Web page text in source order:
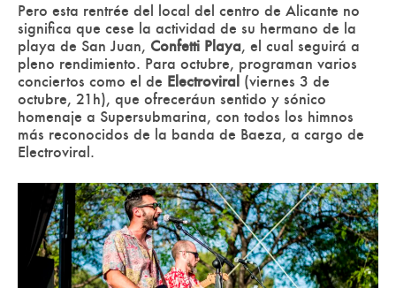
Pero esta rentrée del local del centro de Alicante no
significa que cese la actividad de su hermano de la
playa de San Juan, Confetti Playa, el cual seguirá a
pleno rendimiento. Para octubre, programan varios
conciertos como el de Electroviral (viernes 3 de
octubre, 21h), que ofreceráun sentido y sónico
homenaje a Supersubmarina, con todos los himnos
más reconocidos de la banda de Baeza, a cargo de
Electroviral.